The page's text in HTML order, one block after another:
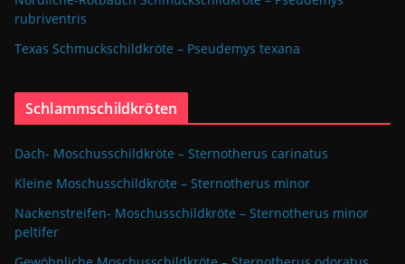
rubriventris
Texas Schmuckschildkröte – Pseudemys texana
Schlammschildkröten
Dach- Moschusschildkröte – Sternotherus carinatus
Kleine Moschusschildkröte – Sternotherus minor
Nackenstreifen- Moschusschildkröte – Sternotherus minor
peltifer